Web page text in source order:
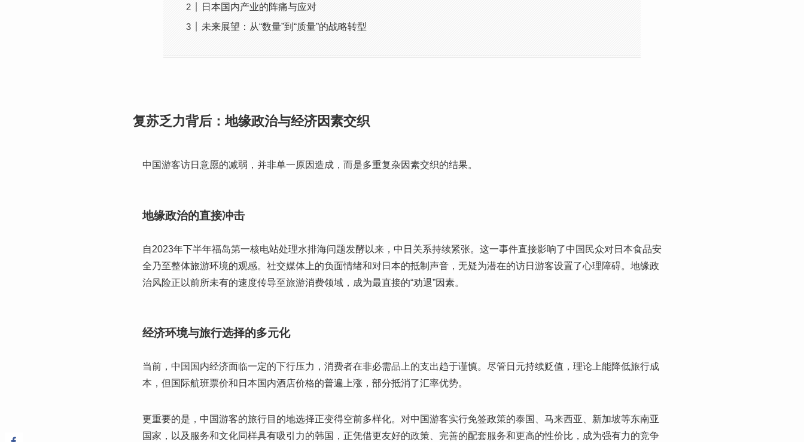
日本国内产业的阵痛与应对
未来展望：从“数量”到“质量”的战略转型
复苏乏力背后：地缘政治与经济因素交织
中国游客访日意愿的减弱，并非单一原因造成，而是多重复杂因素交织的结果。
地缘政治的直接冲击
自2023年下半年福岛第一核电站处理水排海问题发酵以来，中日关系持续紧张。这一事件直接影响了中国民众对日本食品安
全乃至整体旅游环境的观感。社交媒体上的负面情绪和对日本的抵制声音，无疑为潜在的访日游客设置了心理障碍。地缘政
治风险正以前所未有的速度传导至旅游消费领域，成为最直接的“劝退”因素。
经济环境与旅行选择的多元化
当前，中国国内经济面临一定的下行压力，消费者在非必需品上的支出趋于谨慎。尽管日元持续贬值，理论上能降低旅行成
本，但国际航班票价和日本国内酒店价格的普遍上涨，部分抵消了汇率优势。
更重要的是，中国游客的旅行目的地选择正变得空前多样化。对中国游客实行免签政策的泰国、马来西亚、新加坡等东南亚
国家，以及服务和文化同样具有吸引力的韩国，正凭借更友好的政策、完善的配套服务和更高的性价比，成为强有力的竞争